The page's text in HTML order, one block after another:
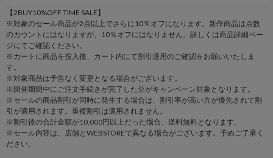
【2BUY10%OFF TIME SALE】
※対象のセール商品が2点以上でさらに10％オフになります。新作商品は点数
のカウントにはなりますが、10％オフにはなりません。詳しくは商品詳細ペー
ジにてご確認ください。
※カートに商品を投入後、カート内にて割引適用のご確認をお願いいたしま
す。
※対象商品は予告なく変更となる場合がございます。
※開催期間中にご注文手続きが完了した分がキャンペーン対象となります。
※セールの商品割引が同時に発生する場合は、割引率が高い方が優先されて割
引が適用されます。重複割引は適用されません。
※割引後の合計金額が10,000円以上だった場合、送料無料となります。
※セール内容は、店舗とWEBSTOREで異なる場合がございます。予めご了承く
ださい。